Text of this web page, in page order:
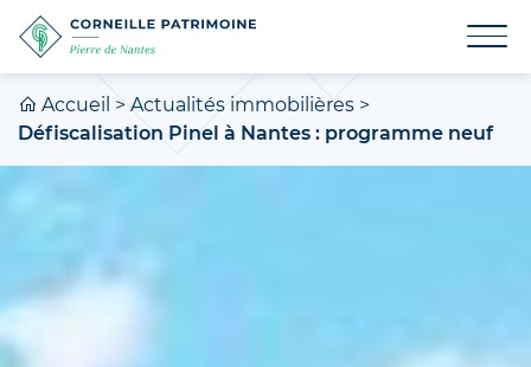
Accueil >Actualités immobilières >
Défiscalisation Pinel à Nantes : programme neuf